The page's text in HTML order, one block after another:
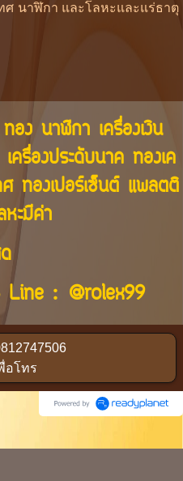
ศ นาฬิกา และโลหะและแร่ธาตุ
อง นาฬิกา เครื่องเงิน
ครื่องประดับนาค ทองเค
ทองเปอร์เซ็นต์ แพลตติ
ะมีค่า
Line : @rolex99
อโทร